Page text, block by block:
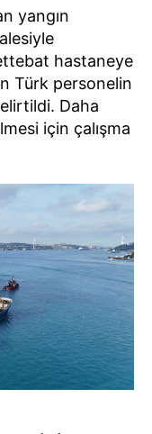
yangın
hastaneye
Türk personelin
Daha
için çalışma